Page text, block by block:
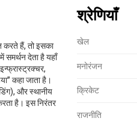
करते हैं, तो इसका
समर्थन देता हैयहाँ
,
कहा जाता है।
और स्थानीय
है। इस निरंतर
श्रेणियाँ
खेल
मनोरंजन
क्रिकेट
राजनीति